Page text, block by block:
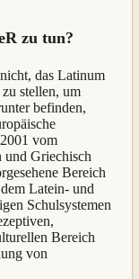
zu tun?
das Latinum
stellen, um
befinden,
vom
und Griechisch
Bereich
Latein- und
Schulsystemen
Bereich
von